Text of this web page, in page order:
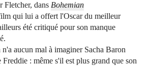
Fletcher, dans Bohemian
qui lui a offert l'Oscar du meilleur
été critiqué pour son manque
n'a aucun mal à imaginer Sacha Baron
Freddie : même s'il est plus grand que son